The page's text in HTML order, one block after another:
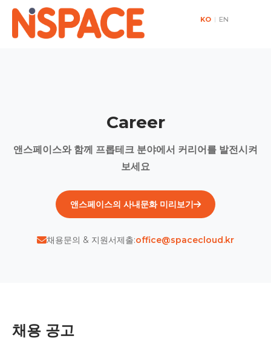
KO | EN
Career
앤스페이스와 함께 프롭테크 분야에서 커리어를 발전시켜
보세요
앤스페이스의 사내문화 미리보기
채용문의 & 지원서제출:office@spacecloud.kr
채용 공고